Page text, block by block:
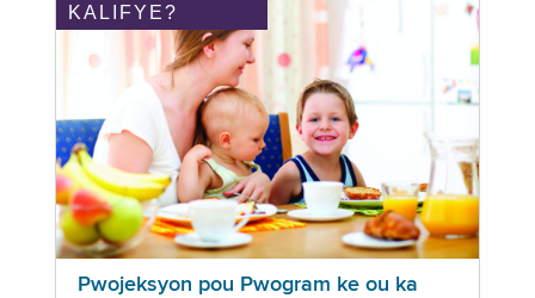
KALIFYE?
Pwojeksyon pou Pwogram ke ou ka